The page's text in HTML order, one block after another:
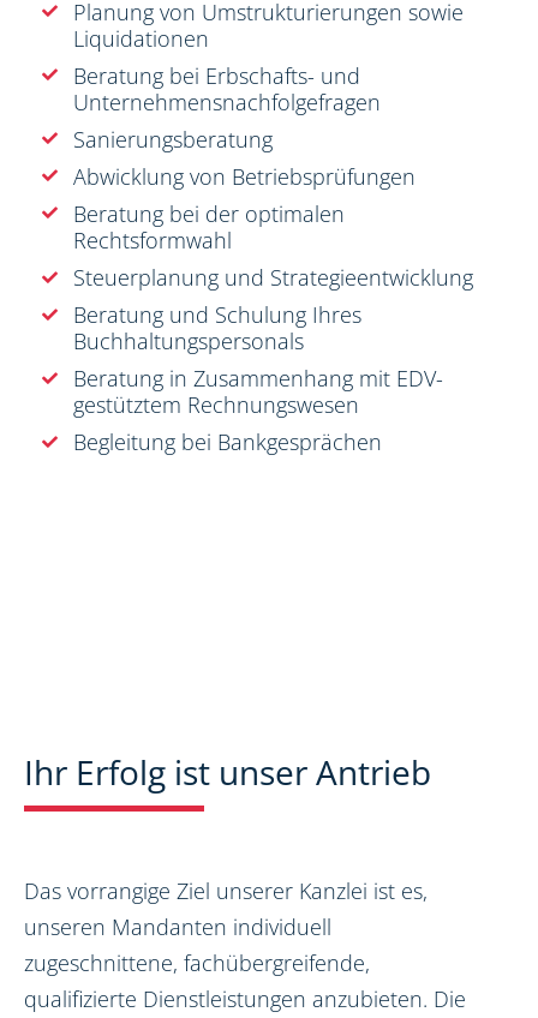
Planung von Umstrukturierungen sowie
Liquidationen
Beratung bei Erbschafts- und
Unternehmensnachfolgefragen
Sanierungsberatung
Abwicklung von Betriebsprüfungen
Beratung bei der optimalen
Rechtsformwahl
Steuerplanung und Strategieentwicklung
Beratung und Schulung Ihres
Buchhaltungspersonals
Beratung in Zusammenhang mit EDV-
gestütztem Rechnungswesen
Begleitung bei Bankgesprächen
Ihr Erfolg ist unser Antrieb
Das vorrangige Ziel unserer Kanzlei ist es,
unseren Mandanten individuell
zugeschnittene, fachübergreifende,
qualifizierte Dienstleistungen anzubieten. Die